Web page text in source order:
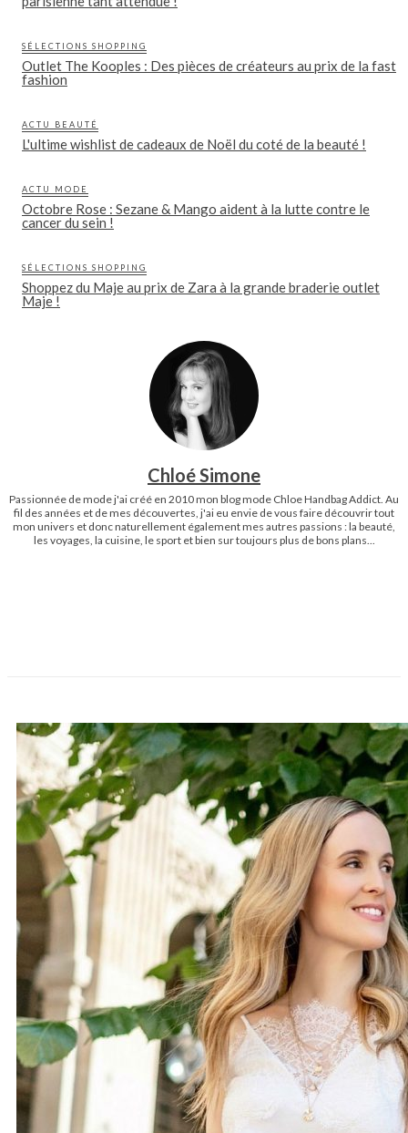
SÉLECTIONS SHOPPING
Outlet The Kooples : Des pièces de créateurs au prix de la fast
fashion
ACTU BEAUTÉ
L'ultime wishlist de cadeaux de Noël du coté de la beauté !
ACTU MODE
Octobre Rose : Sezane & Mango aident à la lutte contre le
cancer du sein !
SÉLECTIONS SHOPPING
Shoppez du Maje au prix de Zara à la grande braderie outlet
Maje !
Chloé Simone
Passionnée de mode j'ai créé en 2010 mon blog mode Chloe Handbag Addict. Au
fil des années et de mes découvertes, j'ai eu envie de vous faire découvrir tout
mon univers et donc naturellement également mes autres passions : la beauté,
les voyages, la cuisine, le sport et bien sur toujours plus de bons plans...